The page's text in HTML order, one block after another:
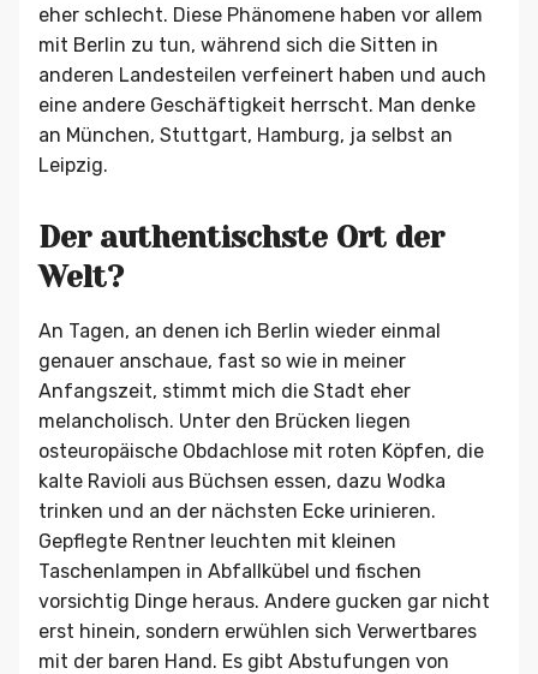
eher schlecht. Diese Phänomene haben vor allem
mit Berlin zu tun, während sich die Sitten in
anderen Landesteilen verfeinert haben und auch
eine andere Geschäftigkeit herrscht. Man denke
an München, Stuttgart, Hamburg, ja selbst an
Leipzig.
Der authentischste Ort der
Welt?
An Tagen, an denen ich Berlin wieder einmal
genauer anschaue, fast so wie in meiner
Anfangszeit, stimmt mich die Stadt eher
melancholisch. Unter den Brücken liegen
osteuropäische Obdachlose mit roten Köpfen, die
kalte Ravioli aus Büchsen essen, dazu Wodka
trinken und an der nächsten Ecke urinieren.
Gepflegte Rentner leuchten mit kleinen
Taschenlampen in Abfallkübel und fischen
vorsichtig Dinge heraus. Andere gucken gar nicht
erst hinein, sondern erwühlen sich Verwertbares
mit der baren Hand. Es gibt Abstufungen von